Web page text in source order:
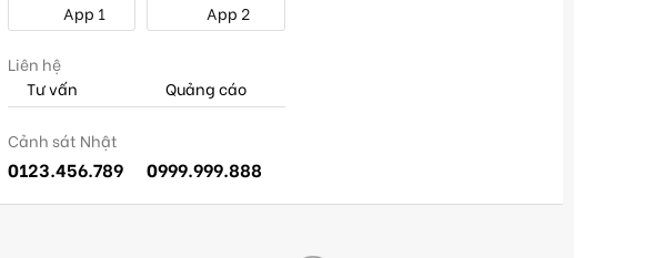
App 1
App 2
Liên hệ
Tư vấn
Quảng cáo
Cảnh sát Nhật
0123.456.789 0999.999.888